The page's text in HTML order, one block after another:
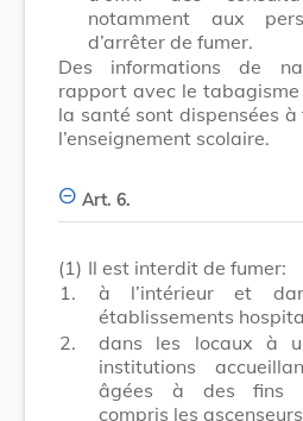
notamment aux
d’arrêter de fumer.
Des informations de
rapport avec le
la santé sont dispensées
l’enseignement scolaire.
Art. 6.
(1) Il est interdit de fumer:
1.
à l’intérieur et
établissements
2.
dans les locaux à
institutions
âgées à des fins
compris les